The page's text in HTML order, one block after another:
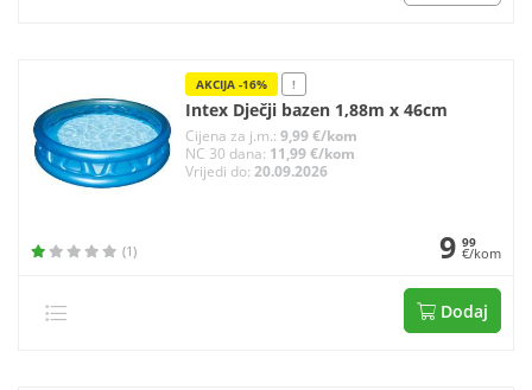
AKCIJA -16% !
Intex Dječji bazen 1,88m x 46cm
Cijena za j.m.: 9,99 €/kom
NC 30 dana: 11,99 €/kom
Vrijedi do: 20.09.2026
(1) 9 99
€/kom
Dodaj